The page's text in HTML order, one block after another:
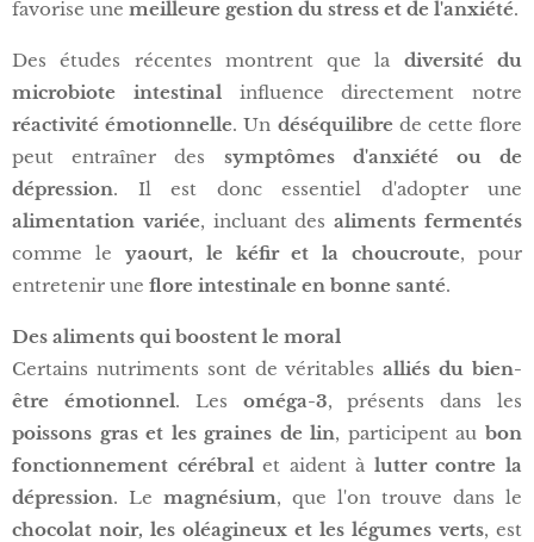
favorise une meilleure gestion du stress et de l'anxiété.
Des études récentes montrent que la diversité du
microbiote intestinal influence directement notre
réactivité émotionnelle. Un déséquilibrede cette flore
peut entraîner des symptômes d'anxiété ou de
dépression. Il est donc essentiel d'adopter une
alimentation variée, incluant desaliments fermentés
comme le yaourt, le kéfir et la choucroute, pour
entretenir une flore intestinale en bonne santé.
Des aliments qui boostent le moral
Certains nutriments sont de véritablesalliés du bien-
être émotionnel. Les oméga-3, présents dans les
poissons gras et les graines de lin, participent aubon
fonctionnement cérébral et aident à lutter contre la
dépression. Le magnésium, que l'on trouve dans le
chocolat noir, les oléagineux et les légumes verts, est